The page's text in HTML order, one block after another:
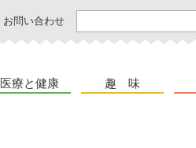
お問い合わせ
医療と健康 趣 味